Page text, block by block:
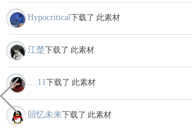
Hypocritical下载了 此素材
江楚下载了 此素材
....11 下载了 此素材
回忆未来下载了 此素材